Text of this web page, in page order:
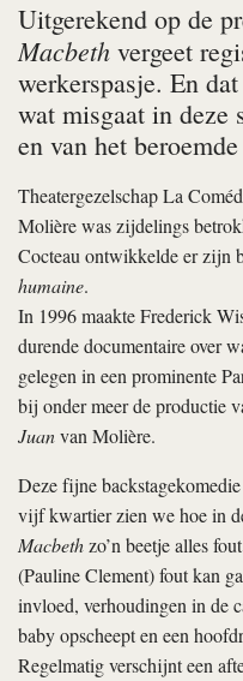
Uitgerekend op de
Macbeth vergeet
werkerspasje. En
wat misgaat in deze
en van het
Theatergezelschap La
Molière was zijdelings
Cocteau ontwikkelde er zijn
humaine.
In 1996 maakte Frederick
durende documentaire over
gelegen in een prominente
bij onder meer de productie
Juanvan Molière.
Deze fijne
vijf kwartier zien we hoe in
Macbethzo’n beetje alles
(Pauline Clement) fout kan
invloed, verhoudingen in de
baby opscheept en een
Regelmatig verschijnt een